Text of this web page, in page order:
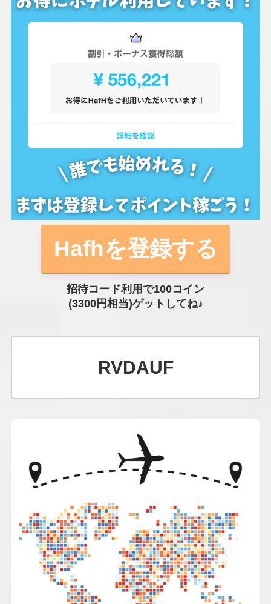
Hafhを登録する
招待コード利用で100コイン
(3300円相当)ゲットしてね♪
RVDAUF